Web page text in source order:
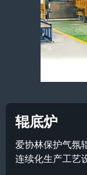
辊底炉
爱协林保护气氛
连续化生产工艺